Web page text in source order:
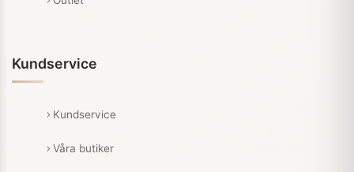
Kundservice
Kundservice
Våra butiker